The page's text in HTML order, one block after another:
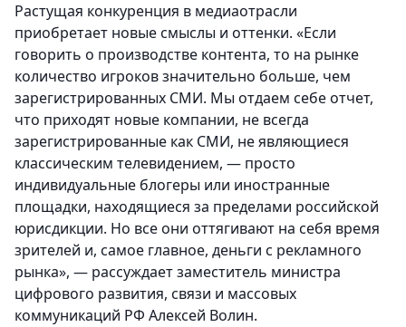
Растущая конкуренция в медиаотрасли
приобретает новые смыслы и оттенки. «Если
говорить о производстве контента, то на рынке
количество игроков значительно больше, чем
зарегистрированных СМИ. Мы отдаем себе отчет,
что приходят новые компании, не всегда
зарегистрированные как СМИ, не являющиеся
классическим телевидением, — просто
индивидуальные блогеры или иностранные
площадки, находящиеся за пределами российской
юрисдикции. Но все они оттягивают на себя время
зрителей и, самое главное, деньги с рекламного
рынка», — рассуждает заместитель министра
цифрового развития, связи и массовых
коммуникаций РФ Алексей Волин.